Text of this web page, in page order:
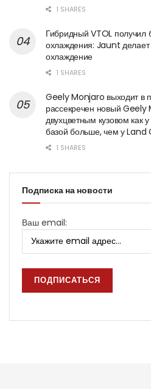
1 SHARES
Гибридный VTOL получил
охлаждения: Jaunt делает
охлаждение
1 SHARES
Geely Monjaro выходит в
рассекречен новый
двухцветным кузовом как
базой больше, чем у Land
1 SHARES
Подписка на новости
Ваш email: